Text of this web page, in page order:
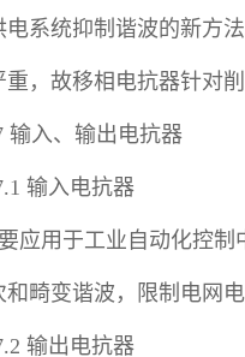
电系统抑制谐波的新方
重，故移相电抗器针对
输入、输出电抗器
输入电抗器
应用于工业自动化控
和畸变谐波，限制电网
输出电抗器